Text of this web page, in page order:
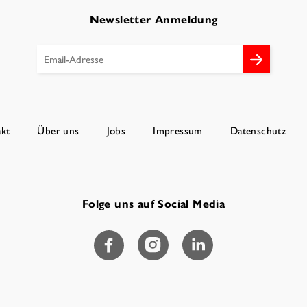
Newsletter Anmeldung
Über uns Jobs Impressum Datenschutz
Folge uns auf Social Media